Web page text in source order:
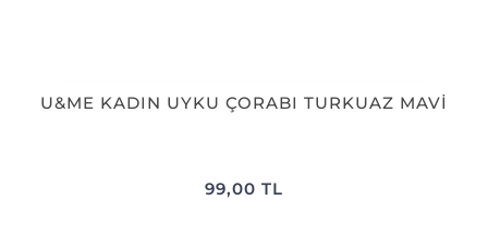
U&ME KADIN UYKU ÇORABI TURKUAZ MAVİ
99,00 TL